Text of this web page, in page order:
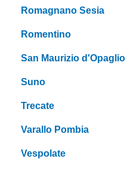
Romagnano Sesia
Romentino
San Maurizio d'Opaglio
Suno
Trecate
Varallo Pombia
Vespolate